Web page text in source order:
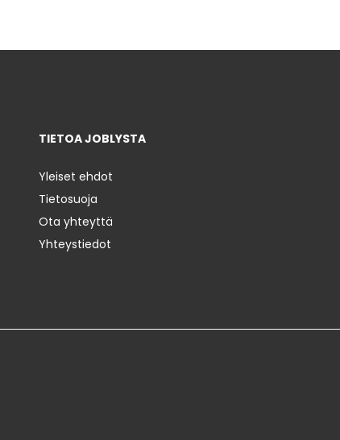
TIETOA JOBLYSTA
Yleiset ehdot
Tietosuoja
Ota yhteyttä
Yhteystiedot